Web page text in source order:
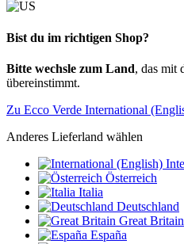
Bist du im richtigen Shop?
Bitte wechsle zum Land, das mit
übereinstimmt.
Zu Ecco Verde International
Anderes Lieferland wählen
Österreich
Italia
Deutschland
Great Britain
España